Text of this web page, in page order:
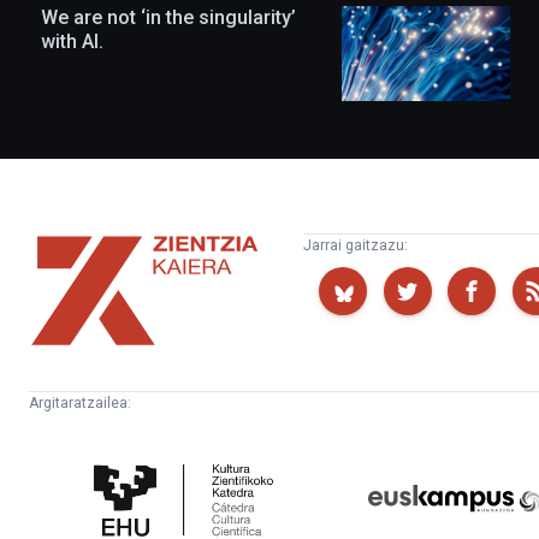
We are not ‘in the singularity’
with AI.
Zientzia
Kaiera
Jarrai gaitzazu:
Argitaratzailea:
Zientifikoko
Katedra